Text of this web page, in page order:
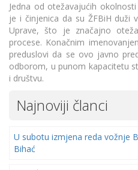
Jedna od otežavajućih
je i činjenica da su ŽFBiH duži
Uprave, što je značajno
procese. Konačnim
preduslovi da se ovo javno
odborom, u punom kapacitetu
i društvu.
Najnoviji članci
U subotu izmjena reda vožnje
Bihać